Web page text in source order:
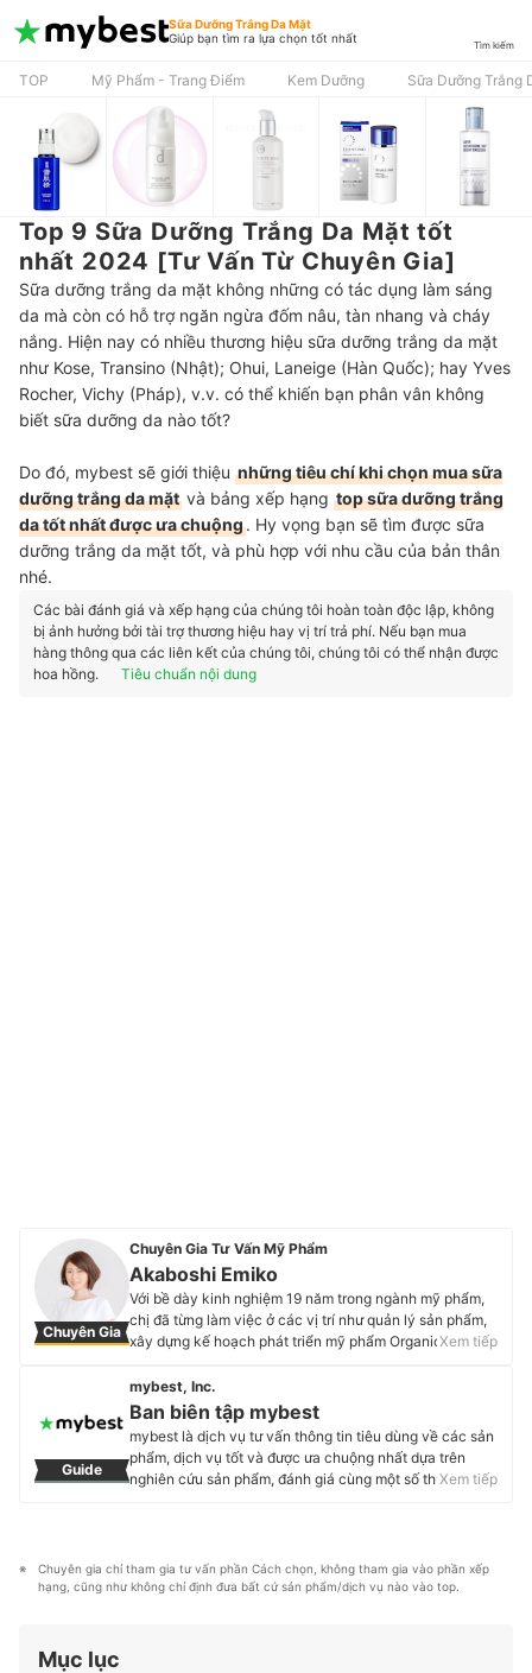
Sữa Dưỡng Trắng Da Mặt
Giúp bạn tìm ra lựa chọn tốt nhất
Tìm kiếm
TOP Mỹ Phẩm - Trang Điểm Kem Dưỡng Sữa Dưỡng Trắng
Top 9 Sữa Dưỡng Trắng Da Mặt tốt
nhất 2024 [Tư Vấn Từ Chuyên Gia]
Sữa dưỡng trắng da mặt không những có tác dụng làm sáng
da mà còn có hỗ trợ ngăn ngừa đốm nâu, tàn nhang và cháy
nắng. Hiện nay có nhiều thương hiệu sữa dưỡng trắng da mặt
như Kose, Transino (Nhật); Ohui, Laneige (Hàn Quốc); hay Yves
Rocher, Vichy (Pháp), v.v. có thể khiến bạn phân vân không
biết sữa dưỡng da nào tốt?
Do đó, mybest sẽ giới thiệu những tiêu chí khi chọn mua sữa
dưỡng trắng da mặt và bảng xếp hạng top sữa dưỡng trắng
da tốt nhất được ưa chuộng. Hy vọng bạn sẽ tìm được sữa
dưỡng trắng da mặt tốt, và phù hợp với nhu cầu của bản thân
nhé.
Các bài đánh giá và xếp hạng của chúng tôi hoàn toàn độc lập, không
bị ảnh hưởng bởi tài trợ thương hiệu hay vị trí trả phí. Nếu bạn mua
hàng thông qua các liên kết của chúng tôi, chúng tôi có thể nhận được
hoa hồng.
Tiêu chuẩn nội dung
Chuyên Gia
Chuyên Gia Tư Vấn Mỹ Phẩm
Akaboshi Emiko
Với bề dày kinh nghiệm 19 năm trong ngành mỹ phẩm,
chị đã từng làm việc ở các vị trí như quản lý sản phẩm,
xây dựng kế hoạch phát triển mỹ phẩm Organic tại
chị đang là đại diện cho thương hiệu cá nhân của mình
- ELATE COSME WORKS. Công ty của chị chuyên thực
hiện tư vấn, hỗ trợ các doanh nghiệp sản xuất mỹ phẩm
OEM, các start-up trong lĩnh vực sản xuất mỹ phẩm.
Profile của Akaboshi Emiko
Xem tiếp
Guide
mybest, Inc.
Ban biên tập mybest
mybest là dịch vụ tư vấn thông tin tiêu dùng về các sản
phẩm, dịch vụ tốt và được ưa chuộng nhất dựa trên
nghiên cứu sản phẩm, đánh giá cùng một số thực
hầu hết các lĩnh vực, từ Mỹ phẩm, Hàng tiêu dùng,
Thiết bị gia dụng đến các dịch vụ Tài chính, Chăm sóc
Xem tiếp
Chuyên gia chỉ tham gia tư vấn phần Cách chọn, không tham gia vào phần xếp
hạng, cũng như không chỉ định đưa bất cứ sản phẩm/dịch vụ nào vào top.
Mục lục